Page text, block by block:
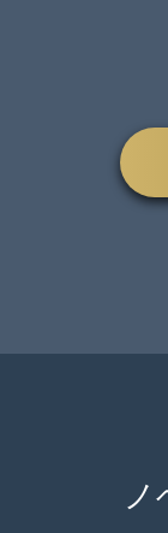
ノ